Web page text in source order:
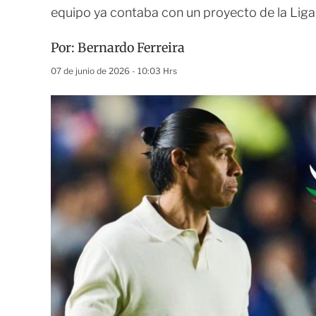
equipo ya contaba con un proyecto de la
Por: Bernardo Ferreira
07 de junio de 2026 - 10:03 Hrs